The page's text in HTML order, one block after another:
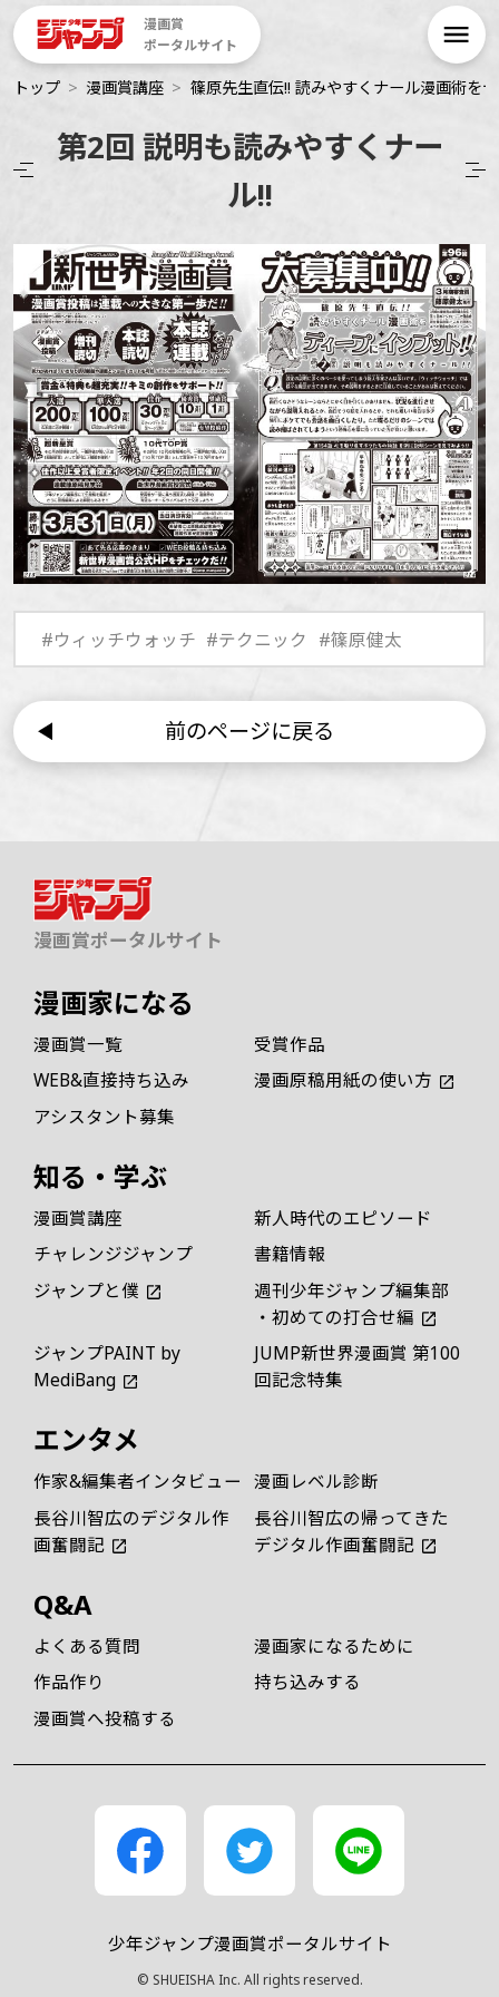
漫画賞
ポータルサイト
トップ 漫画賞講座 篠原先生直伝!! 読みやすくナール漫画術を
第2回 説明も読みやすくナー
ル!!
#ウィッチウォッチ #テクニック #篠原健太
前のページに戻る
漫画賞ポータルサイト
漫画家になる
漫画賞一覧
受賞作品
WEB&直接持ち込み
漫画原稿用紙の使い方
アシスタント募集
知る・学ぶ
漫画賞講座
新人時代のエピソード
チャレンジジャンプ
書籍情報
ジャンプと僕
週刊少年ジャンプ編集部
・初めての打合せ編
ジャンプPAINT by
MediBang
JUMP新世界漫画賞 第100
回記念特集
エンタメ
作家&編集者インタビュー 漫画レベル診断
長谷川智広のデジタル作
画奮闘記
長谷川智広の帰ってきた
デジタル作画奮闘記
Q&A
よくある質問
漫画家になるために
作品作り
持ち込みする
漫画賞へ投稿する
少年ジャンプ漫画賞ポータルサイト
© SHUEISHA Inc. All rights reserved.